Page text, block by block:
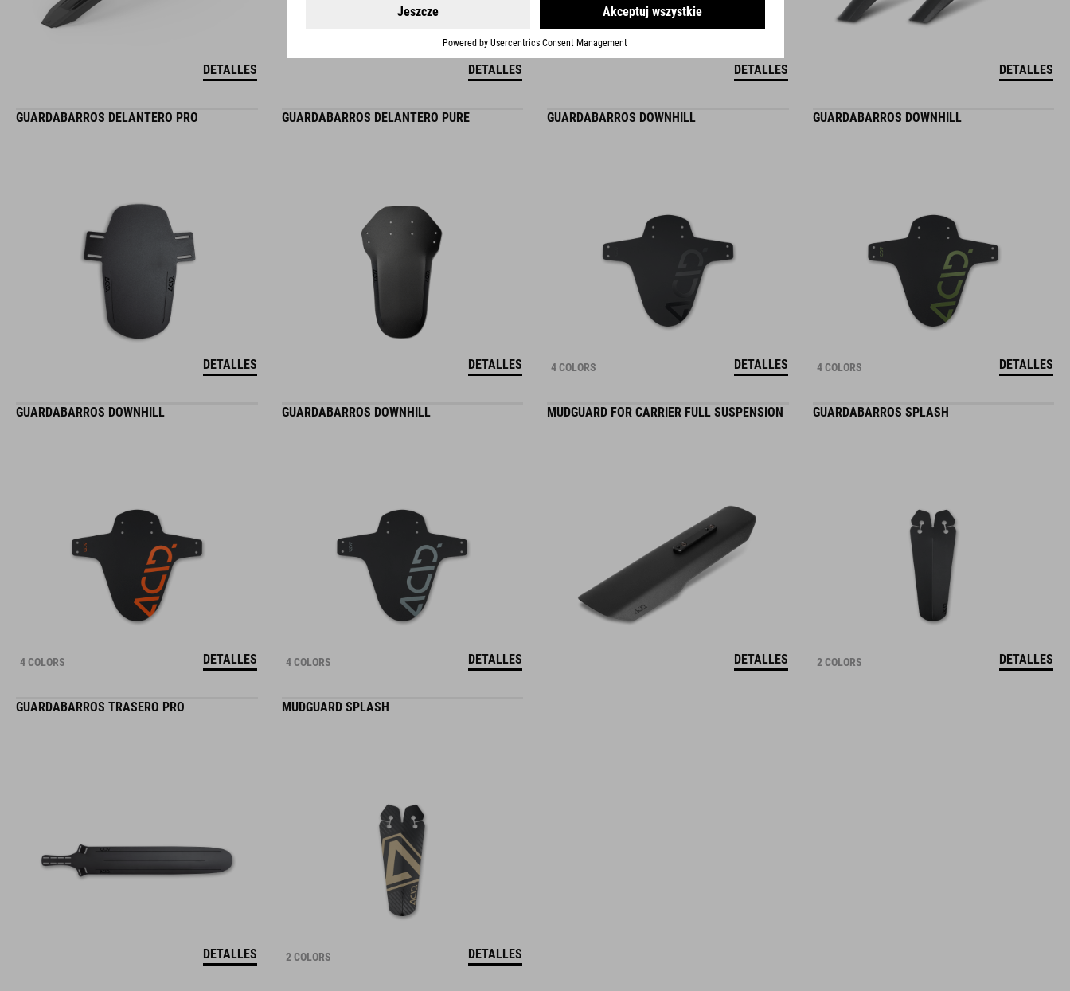
DETALLES DETALLES DETALLES DETALLES
GUARDABARROS DELANTERO PRO
DETALLES
GUARDABARROS DELANTERO PURE
DETALLES
GUARDABARROS DOWNHILL
4 COLORS DETALLES
GUARDABARROS DOWNHILL
4 COLORS DETALLES
GUARDABARROS DOWNHILL
4 COLORS DETALLES
GUARDABARROS DOWNHILL
4 COLORS DETALLES
MUDGUARD FOR CARRIER FULL SUSPENSION
DETALLES
GUARDABARROS SPLASH
2 COLORS DETALLES
GUARDABARROS TRASERO PRO
DETALLES
MUDGUARD SPLASH
2 COLORS DETALLES